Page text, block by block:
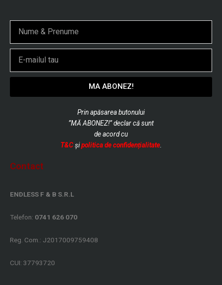
MA ABONEZ!
Prin apăsarea butonului
”MĂ ABONEZ!” declar că sunt
deacord cu
T&C și politica de confidențialitate.
Contact
ENDLESS F & B S.R.L
Telefon: 0741 626 070
Reg. Com.: J2017009759408
CUI: 37793720